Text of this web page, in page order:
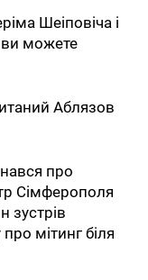
Шеіповіча і
можете
Аблязов
про
Сімферополя
зустрів
мітинг біля